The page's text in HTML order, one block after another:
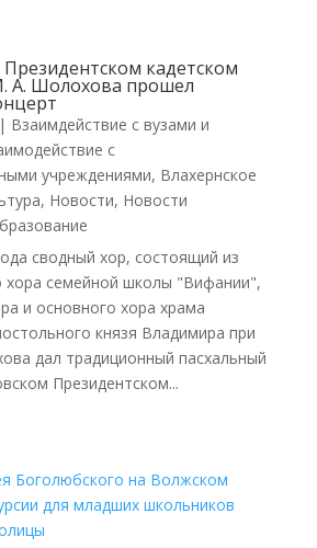
кадетском
А. Шолохова прошел
| Взаимдействие с вузами и
с
учреждениями, Влахернское
, Новости, Новости
сводный хор, состоящий из
хора семейной школы "Вифании",
и основного хора храма
князя Владимира при
дал традиционный пасхальный
Президентском...